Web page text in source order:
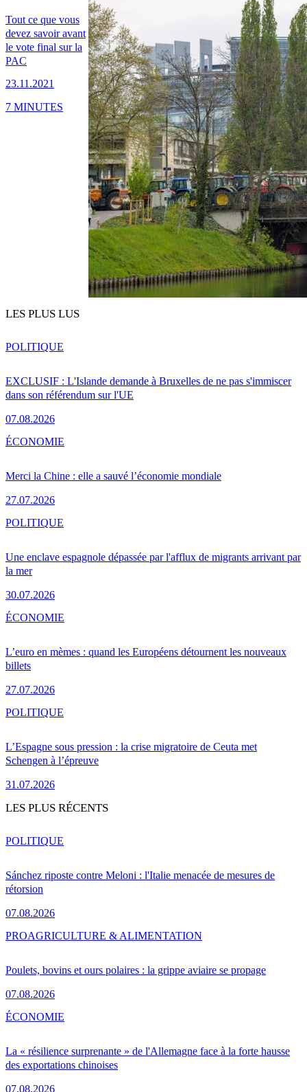
Tout ce que vous
devez savoir avant
le vote final sur la
PAC
23.11.2021
7 MINUTES
LES PLUS LUS
EXCLUSIF : L'Islande demande à Bruxelles de ne pas s'immiscer
dans son référendum sur l'UE
07.08.2026
POLITIQUE
Merci la Chine : elle a sauvé l’économie mondiale
27.07.2026
ÉCONOMIE
Une enclave espagnole dépassée par l'afflux de migrants arrivant par
la mer
30.07.2026
POLITIQUE
L’euro en mèmes : quand les Européens détournent les nouveaux
billets
27.07.2026
ÉCONOMIE
L’Espagne sous pression : la crise migratoire de Ceuta met
Schengen à l’épreuve
31.07.2026
POLITIQUE
LES PLUS RÉCENTS
Sánchez riposte contre Meloni : l'Italie menacée de mesures de
rétorsion
07.08.2026
POLITIQUE
Poulets, bovins et ours polaires : la grippe aviaire se propage
07.08.2026
PROAGRICULTURE & ALIMENTATION
La « résilience surprenante » de l'Allemagne face à la forte hausse
des exportations chinoises
07.08.2026
ÉCONOMIE